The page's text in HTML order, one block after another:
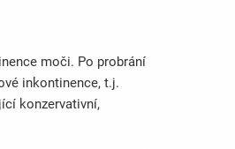
moči. Po probrání
inkontinence, t.j.
konzervativní,